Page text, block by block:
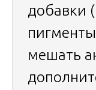
добавки
мешать